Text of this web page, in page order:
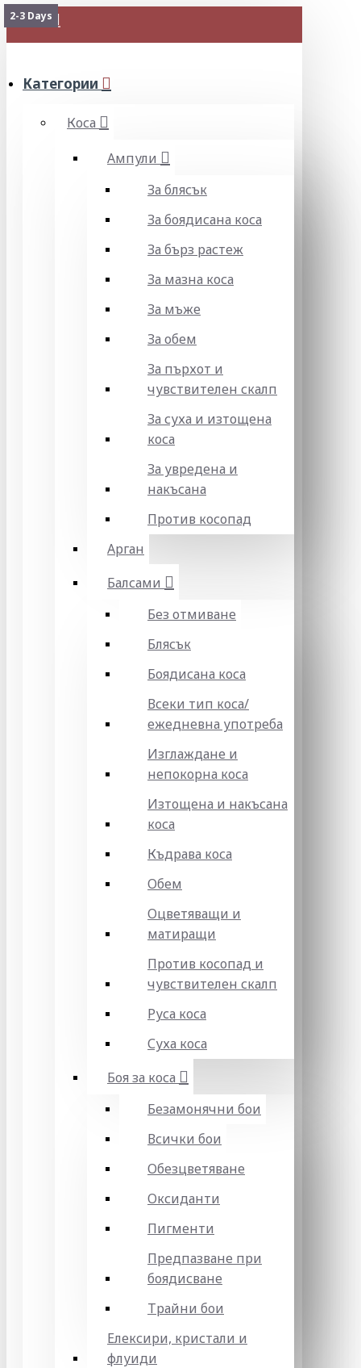
МЕНЮ
Категории
Коса
Ампули
За блясък
За боядисана коса
За бърз растеж
За мазна коса
За мъже
За обем
За пърхот и
чувствителен скалп
За суха и изтощена
коса
За увредена и
накъсана
Против косопад
Арган
Балсами
Без отмиване
Блясък
Боядисана коса
Всеки тип коса/
ежедневна употреба
Изглаждане и
непокорна коса
Изтощена и накъсана
коса
Къдрава коса
Обем
Оцветяващи и
матиращи
Против косопад и
чувствителен скалп
Руса коса
Суха коса
Боя за коса
Безамонячни бои
Всички бои
Обезцветяване
Оксиданти
Пигменти
Предпазване при
боядисване
Трайни бои
Елексири, кристали и
флуиди
2-3 Days